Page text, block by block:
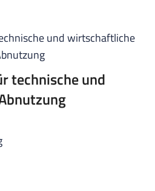
technische und